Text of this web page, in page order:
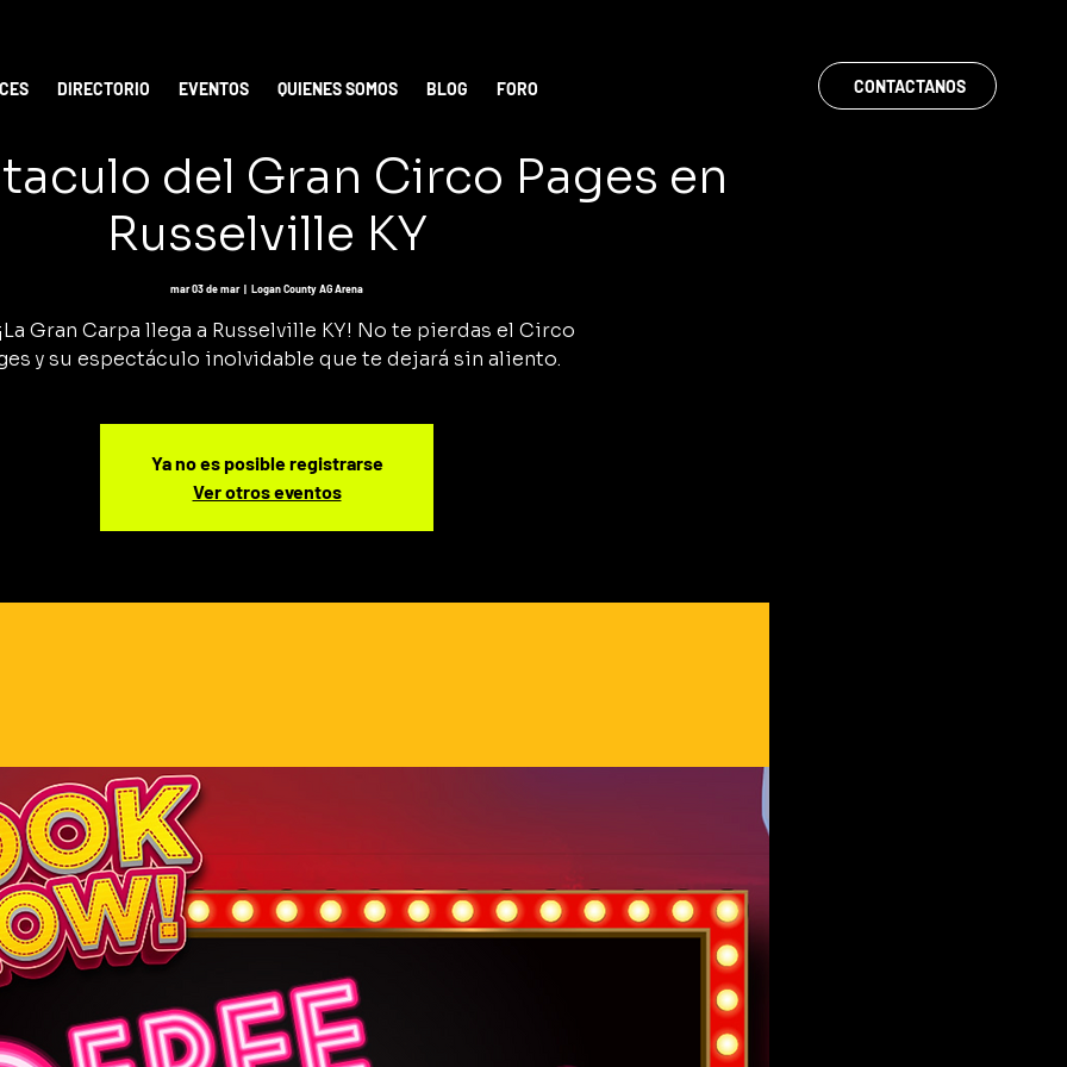
DIRECTORIO EVENTOS QUIENES SOMOS BLOG FORO CONTACTANOS
del Gran Circo Pages en
Russelville KY
mar 03 de mar
  |
Logan County AG Arena
¡La Gran Carpa llega a Russelville KY! No te pierdas el Circo
y su espectáculo inolvidable que te dejará sin aliento.
Ya no es posible registrarse
Ver otros eventos